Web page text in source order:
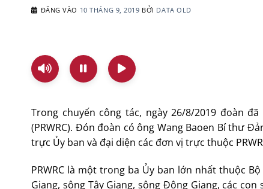
ĐĂNG VÀO 10 THÁNG 9, 2019 BỞI DATA OLD
Trong chuyến công tác, ngày 26/8/2019 đoàn
(PRWRC). Đón đoàn có ông Wang Baoen Bí thư
trực Ủy ban và đại diện các đơn vị trực thuộc
PRWRC là một trong ba Ủy ban lớn nhất thuộc
Giang, sông Tây Giang, sông Đông Giang, các